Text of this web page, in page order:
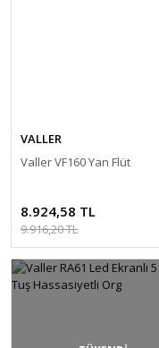
VALLER
Valler VF160 Yan Flüt
8.924,58 TL
9.916,20 TL